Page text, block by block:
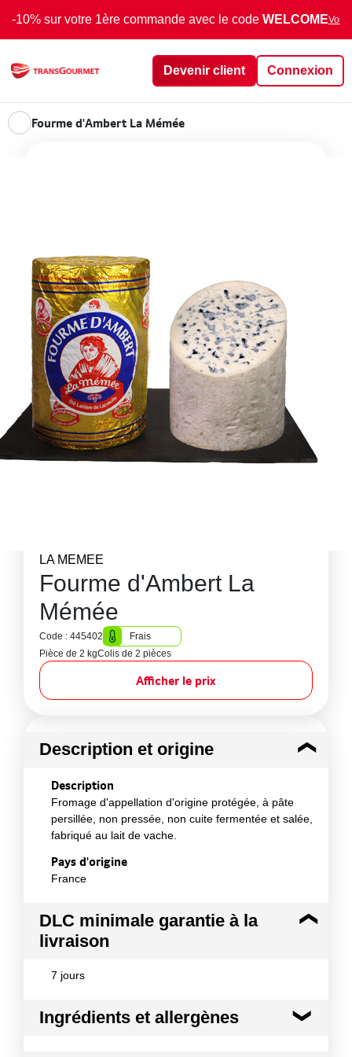
-10% sur votre 1ère commande avec le code WELCOMEVoir
Devenir client Connexion
Fourme d'Ambert La Mémée
LA MEMEE
Fourme d'Ambert La
Mémée
Code : 445402
Frais
Pièce de 2 kgColis de 2 pièces
Afficher le prix
Description et origine
Description
Fromage d'appellation d'origine protégée, à pâte
persillée, non pressée, non cuite fermentée et salée,
fabriqué au lait de vache.
Pays d'origine
France
DLC minimale garantie à la
livraison
7 jours
Ingrédients et allergènes